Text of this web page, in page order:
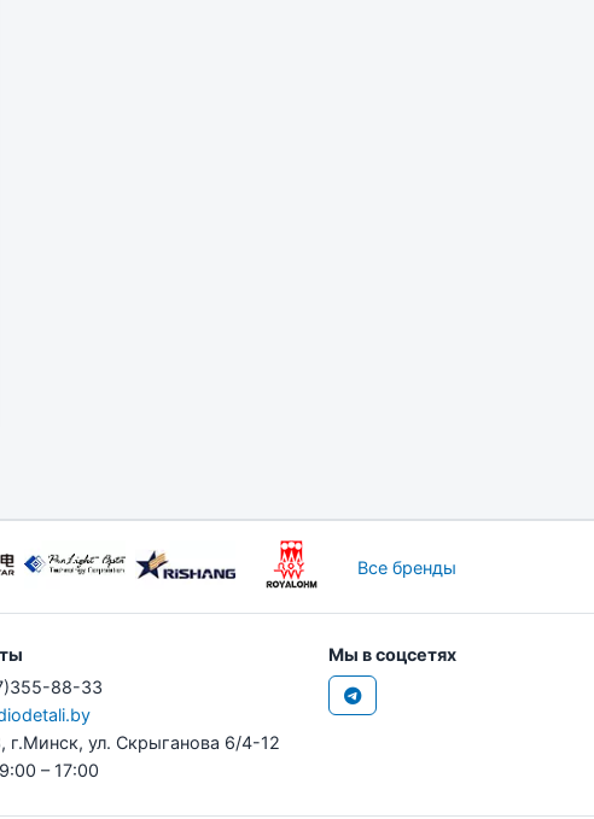
Все бренды
88-33
г.Минск, ул. Скрыганова 6/4-12
– 17:00
Мы в соцсетях